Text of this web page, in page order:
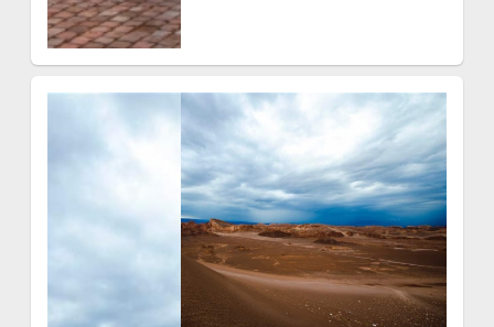
$ 674
VER MÁS